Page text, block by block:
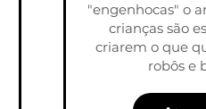
"engenhocas" o
crianças são
criarem o que
robôs e